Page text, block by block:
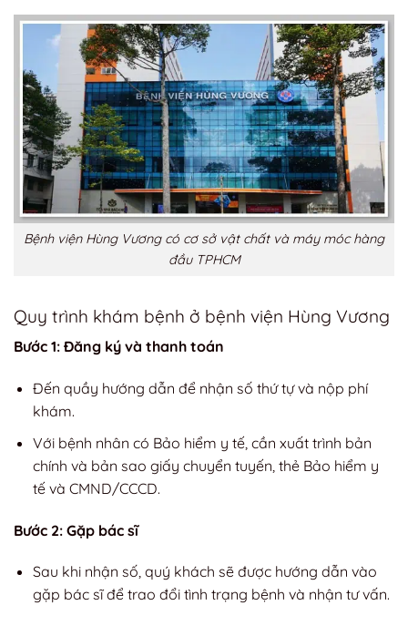
Bệnh viện Hùng Vương có cơ sở vật chất và máy móc hàng
đầu TPHCM
Quy trình khám bệnh ở bệnh viện Hùng Vương
Bước 1: Đăng ký và thanh toán
Đến quầy hướng dẫn để nhận số thứ tự và nộp phí
khám.
Với bệnh nhân có Bảo hiểm y tế, cần xuất trình bản
chính và bản sao giấy chuyển tuyến, thẻ Bảo hiểm y
tế và CMND/CCCD.
Bước 2: Gặp bác sĩ
Sau khi nhận số, quý khách sẽ được hướng dẫn vào
gặp bác sĩ để trao đổi tình trạng bệnh và nhận tư vấn.